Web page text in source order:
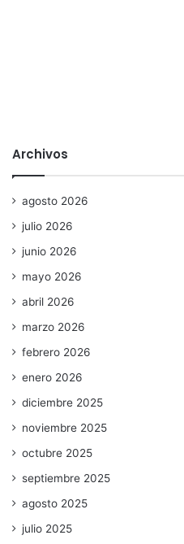
Archivos
agosto 2026
julio 2026
junio 2026
mayo 2026
abril 2026
marzo 2026
febrero 2026
enero 2026
diciembre 2025
noviembre 2025
octubre 2025
septiembre 2025
agosto 2025
julio 2025